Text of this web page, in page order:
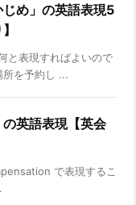
じめ」の英語表現5
と表現すればよいので
所を予約し ...
の英語表現【英会
で表現するこ